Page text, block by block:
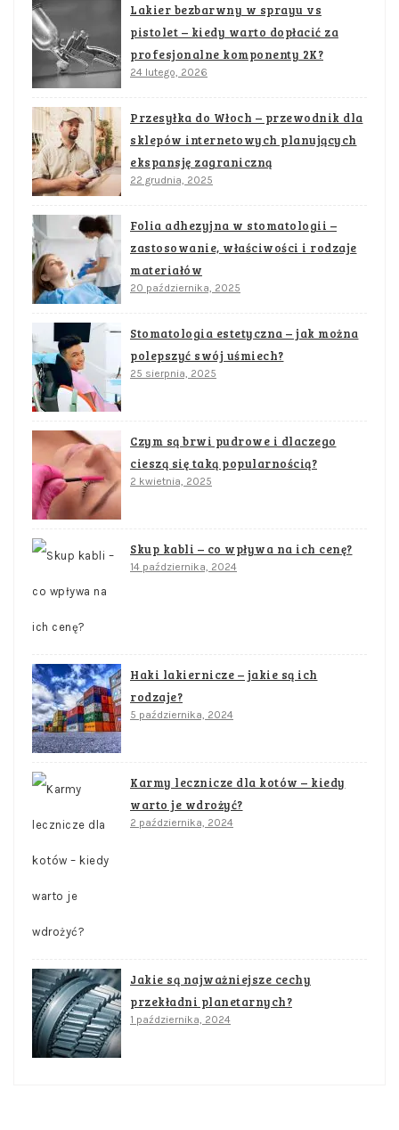
Lakier bezbarwny w sprayu vs
pistolet – kiedy warto dopłacić za
profesjonalne komponenty 2K?
24 lutego, 2026
Przesyłka do Włoch – przewodnik dla
sklepów internetowych planujących
ekspansję zagraniczną
22 grudnia, 2025
Folia adhezyjna w stomatologii –
zastosowanie, właściwości i rodzaje
materiałów
20 października, 2025
Stomatologia estetyczna – jak można
polepszyć swój uśmiech?
25 sierpnia, 2025
Czym są brwi pudrowe i dlaczego
cieszą się taką popularnością?
2 kwietnia, 2025
Skup kabli – co wpływa na ich cenę?
14 października, 2024
Haki lakiernicze – jakie są ich
rodzaje?
5 października, 2024
Karmy lecznicze dla kotów – kiedy
warto je wdrożyć?
2 października, 2024
Jakie są najważniejsze cechy
przekładni planetarnych?
1 października, 2024